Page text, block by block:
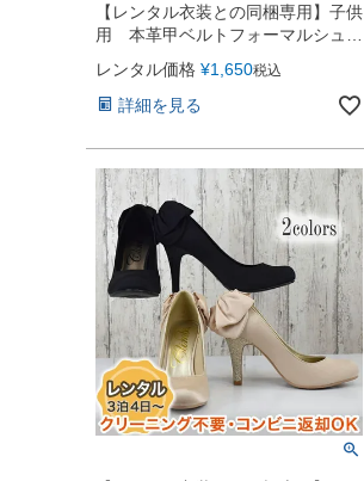
【レンタル衣装との同梱専用】子供
用 本革甲ベルトフォーマルシュー
ズ（マジックテープ）（YP059）
レンタル価格 ¥1,650税込
詳細を見る